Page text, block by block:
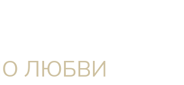
ЛЮБВИ